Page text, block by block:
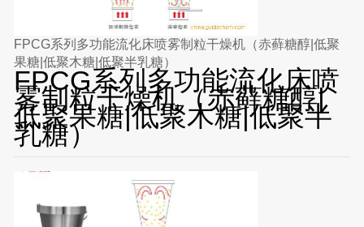
FPCG系列多功能流化床喷雾制粒干燥机（赤藓糖醇|低聚
果糖|低聚木糖|低聚半乳糖）
FPCG系列多功能流化床喷
雾制粒干燥机（赤藓糖醇|
低聚果糖|低聚木糖|低聚半
乳糖）